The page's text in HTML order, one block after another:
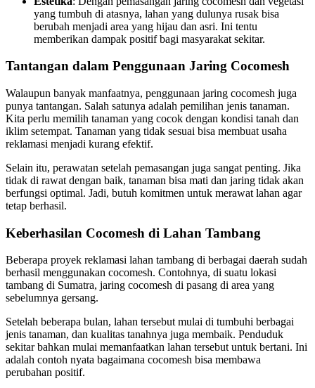
yang tumbuh di atasnya, lahan yang dulunya rusak bisa
berubah menjadi area yang hijau dan asri. Ini tentu
memberikan dampak positif bagi masyarakat sekitar.
Tantangan dalam Penggunaan Jaring Cocomesh
Walaupun banyak manfaatnya, penggunaan jaring cocomesh juga
punya tantangan. Salah satunya adalah pemilihan jenis tanaman.
Kita perlu memilih tanaman yang cocok dengan kondisi tanah dan
iklim setempat. Tanaman yang tidak sesuai bisa membuat usaha
reklamasi menjadi kurang efektif.
Selain itu, perawatan setelah pemasangan juga sangat penting. Jika
tidak di rawat dengan baik, tanaman bisa mati dan jaring tidak akan
berfungsi optimal. Jadi, butuh komitmen untuk merawat lahan agar
tetap berhasil.
Keberhasilan Cocomesh di Lahan Tambang
Beberapa proyek reklamasi lahan tambang di berbagai daerah sudah
berhasil menggunakan cocomesh. Contohnya, di suatu lokasi
tambang di Sumatra, jaring cocomesh di pasang di area yang
sebelumnya gersang.
Setelah beberapa bulan, lahan tersebut mulai di tumbuhi berbagai
jenis tanaman, dan kualitas tanahnya juga membaik. Penduduk
sekitar bahkan mulai memanfaatkan lahan tersebut untuk bertani. Ini
adalah contoh nyata bagaimana cocomesh bisa membawa
perubahan positif.